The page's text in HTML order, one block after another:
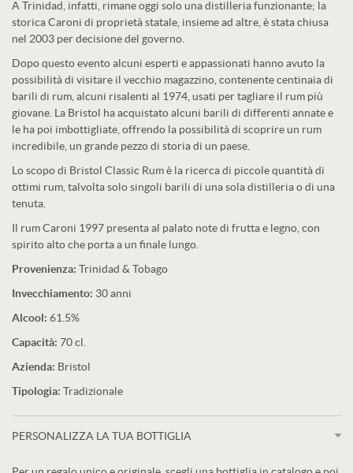
A Trinidad, infatti, rimane oggi solo una distilleria funzionante; la
storica Caroni di proprietà statale, insieme ad altre, è stata chiusa
nel 2003 per decisione del governo.
Dopo questo evento alcuni esperti e appassionati hanno avuto la
possibilità di visitare il vecchio magazzino, contenente centinaia di
barili di rum, alcuni risalenti al 1974, usati per tagliare il rum più
giovane. La Bristol ha acquistato alcuni barili di differenti annate e
le ha poi imbottigliate, offrendo la possibilità di scoprire un rum
incredibile, un grande pezzo di storia di un paese.
Lo scopo di Bristol Classic Rum è la ricerca di piccole quantità di
ottimi rum, talvolta solo singoli barili di una sola distilleria o di una
tenuta.
Il rum Caroni 1997 presenta al palato note di frutta e legno, con
spirito alto che porta a un finale lungo.
Provenienza: Trinidad & Tobago
Invecchiamento: 30 anni
Alcool: 61.5%
Capacità: 70 cl.
Azienda: Bristol
Tipologia: Tradizionale
PERSONALIZZA LA TUA BOTTIGLIA